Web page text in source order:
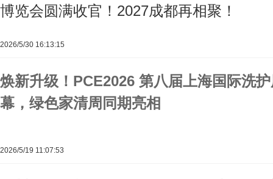
博览会圆满收官！2027成都再相聚！
2026/5/30 16:13:15
焕新升级！PCE2026 第八届上海国际洗
幕，绿色家清周同期亮相
2026/5/19 11:07:53